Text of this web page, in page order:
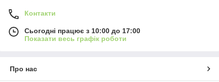
Контакти
Сьогодні працює з 10:00 до 17:00
Показати весь графік роботи
Про нас